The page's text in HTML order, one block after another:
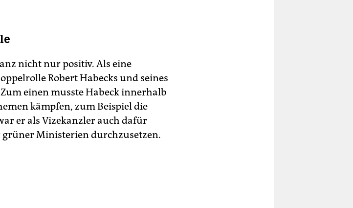
nicht nur positiv. Als eine
Robert Habecks und seines
einen musste Habeck innerhalb
kämpfen, zum Beispiel die
er als Vizekanzler auch dafür
Ministerien durchzusetzen.